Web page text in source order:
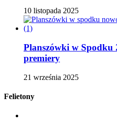
10 listopada 2025
Planszówki w Spodku
premiery
21 września 2025
Felietony